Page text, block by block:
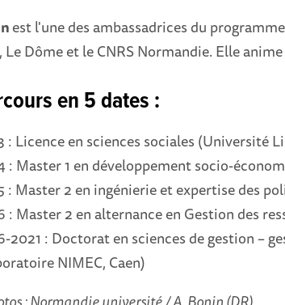
est l'une des ambassadrices du
Dôme et le CNRS Normandie. Elle
en 5 dates :
: Licence en sciences sociales (Université
: Master 1 en développement socio-
: Master 2 en ingénierie et expertise des
: Master 2 en alternance en Gestion des
2021 : Doctorat en sciences de gestion –
NIMEC, Caen)